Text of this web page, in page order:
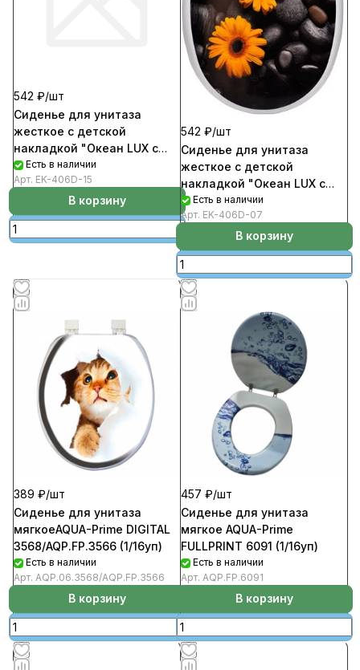
542 ₽/шт
Сиденье для унитаза
жесткое с детской
накладкой "Океан LUX с
рис. Ромашки" (1/10уп)
Есть в наличии
Арт. EK-406D-15
В корзину
542 ₽/шт
Сиденье для унитаза
жесткое с детской
накладкой "Океан LUX с
рис. Гербера-Мираж"
(1/10уп)
Есть в наличии
Арт. EK-406D-07
В корзину
389 ₽/шт
Сиденье для унитаза
мягкоеAQUA-Prime DIGITAL
3568/AQP.FP.3566 (1/16уп)
Есть в наличии
Арт. AQP.06.3568/AQP.FP.3566
В корзину
457 ₽/шт
Сиденье для унитаза
мягкое AQUA-Prime
FULLPRINT 6091 (1/16уп)
Есть в наличии
Арт. AQP.FP.6091
В корзину